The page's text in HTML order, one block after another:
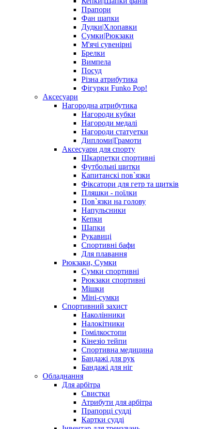
Прапори
Фан шапки
Дудки|Хлопавки
Сумки|Рюкзаки
М'ячі сувенірні
Брелки
Вимпела
Посуд
Різна атрибутика
Фігурки Funko Pop!
Аксесуари
Нагородна атрибутика
Нагороди кубки
Нагороди медалі
Нагороди статуетки
Дипломи|Грамоти
Аксесуари для спорту
Шкарпетки спортивні
Футбольні щитки
Капитанскі пов`язки
Фіксатори для гетр та щитків
Пляшки - поїлки
Пов`язки на голову
Напульсники
Кепки
Шапки
Рукавиці
Спортивні бафи
Для плавання
Рюкзаки, Сумки
Сумки спортивні
Рюкзаки спортивні
Мішки
Міні-сумки
Спортивний захист
Наколінники
Налокітники
Гомілкостопи
Кінезіо тейпи
Спортивна медицина
Бандажі для рук
Бандажі для ніг
Обладнання
Для арбітра
Свистки
Атрибути для арбітра
Прапорці судді
Картки судді